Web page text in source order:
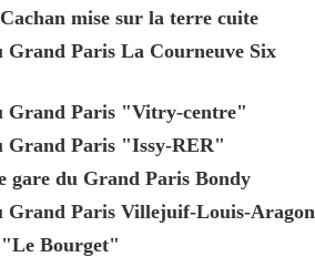
mise sur la terre cuite
Grand Paris La Courneuve Six
Grand Paris "Vitry-centre"
Grand Paris "Issy-RER"
gare du Grand Paris Bondy
Grand Paris Villejuif-Louis-Aragon
Bourget"